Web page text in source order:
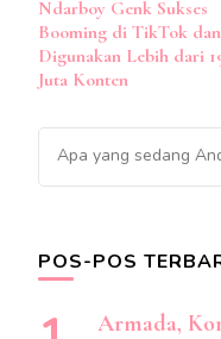
Ndarboy Genk Sukses
Booming di TikTok dan
Digunakan Lebih dari
Juta Konten
Mencari
Sesuatu?
POS-POS
Armada,